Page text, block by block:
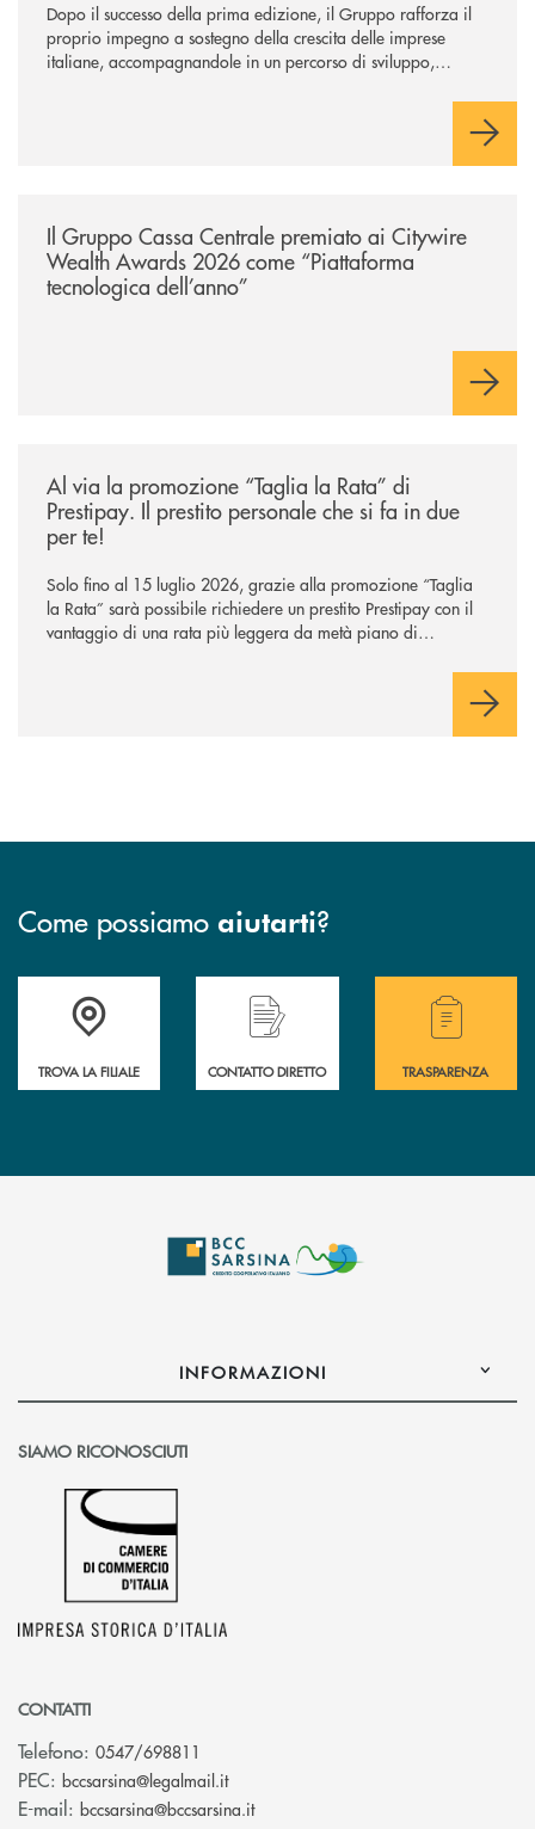
Dopo il successo della prima edizione, il Gruppo rafforza il
proprio impegno a sostegno della crescita delle imprese
italiane, accompagnandole in un percorso di sviluppo,
Il Gruppo Cassa Centrale premiato ai Citywire
Wealth Awards 2026 come “Piattaforma
tecnologica dell’anno”
Al via la promozione “Taglia la Rata” di
Prestipay. Il prestito personale che si fa in due
per te!
Solo fino al 15 luglio 2026, grazie alla promozione “Taglia
la Rata” sarà possibile richiedere un prestito Prestipay con il
vantaggio di una rata più leggera da metà piano di
Come possiamo aiutarti?
Accedi all'elenco completo delle filiali di Bcc Sarsina.
TROVA LA FILIALE
Hai bisogno di assistenza immediata ?
CONTATTO DIRETTO
Hai bisogno di
TRASPARENZA
INFORMAZIONI
SIAMO RICONOSCIUTI
CONTATTI
Telefono: 0547/698811
PEC: bccsarsina@legalmail.it(si apre l’app di posta elettronica)
E-mail: bccsarsina@bccsarsina.it(si apre l’app di posta elettronica)